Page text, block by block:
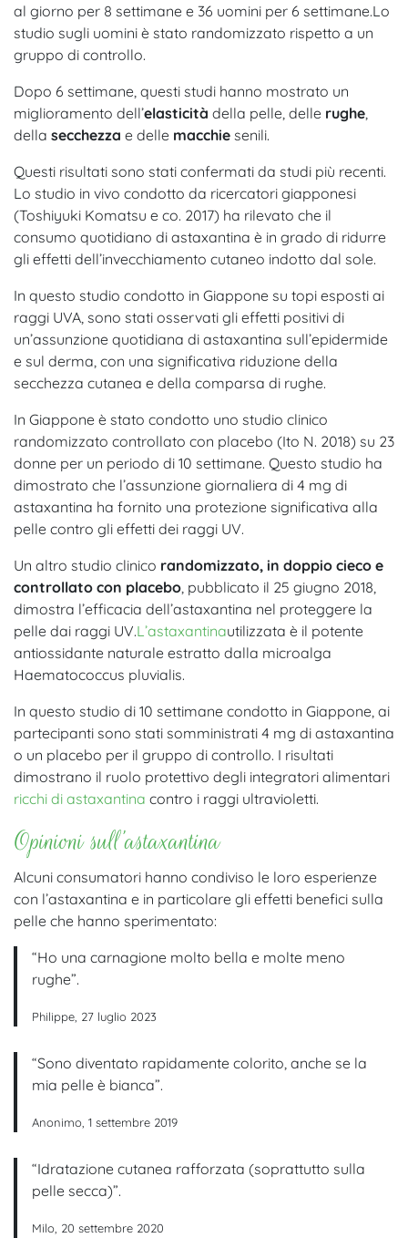
al giorno per 8 settimane e 36 uomini per 6 settimane.Lo
studio sugli uomini è stato randomizzato rispetto a un
gruppo di controllo.
Dopo 6 settimane, questi studi hanno mostrato un
miglioramento dell’elasticità della pelle, delle rughe
della secchezza e delle macchie senili.
Questi risultati sono stati confermati da studi più recenti.
Lo studio in vivo condotto da ricercatori giapponesi
(Toshiyuki Komatsu e co. 2017) ha rilevato che il
consumo quotidiano di astaxantina è in grado di ridurre
gli effetti dell’invecchiamento cutaneo indotto dal sole.
In questo studio condotto in Giappone su topi esposti ai
raggi UVA, sono stati osservati gli effetti positivi di
un’assunzione quotidiana di astaxantina sull’epidermide
e sul derma, con una significativa riduzione della
secchezza cutanea e della comparsa di rughe.
In Giappone è stato condotto uno studio clinico
randomizzato controllato con placebo (Ito N. 2018) su 23
donne per un periodo di 10 settimane. Questo studio ha
dimostrato che l’assunzione giornaliera di 4 mg di
astaxantina ha fornito una protezione significativa alla
pelle contro gli effetti dei raggi UV.
Un altro studio clinico randomizzato, in doppio cieco e
controllato con placebo , pubblicato il 25 giugno 2018,
dimostra l’efficacia dell’astaxantina nel proteggere la
pelle dai raggi UV.L’astaxantinautilizzata è il potente
antiossidante naturale estratto dalla microalga
Haematococcus pluvialis.
In questo studio di 10 settimane condotto in Giappone, ai
partecipanti sono stati somministrati 4 mg di astaxantina
o un placebo per il gruppo di controllo. I risultati
dimostrano il ruolo protettivo degli integratori alimentari
ricchi di astaxantina contro i raggi ultravioletti.
Opinioni sull’astaxantina
Alcuni consumatori hanno condiviso le loro esperienze
con l’astaxantina e in particolare gli effetti benefici sulla
pelle che hanno sperimentato:
“Ho una carnagione molto bella e molte meno
rughe”.
Philippe, 27 luglio 2023
“Sono diventato rapidamente colorito, anche se la
mia pelle è bianca”.
Anonimo, 1 settembre 2019
“Idratazione cutanea rafforzata (soprattutto sulla
pelle secca)”.
Milo, 20 settembre 2020